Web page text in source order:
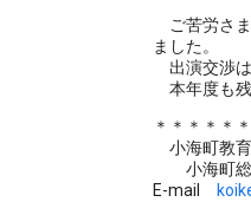
ご苦労さま
ました。
出演交渉は
本年度も残
＊＊＊＊＊
小海町教
小海町総
E-mail